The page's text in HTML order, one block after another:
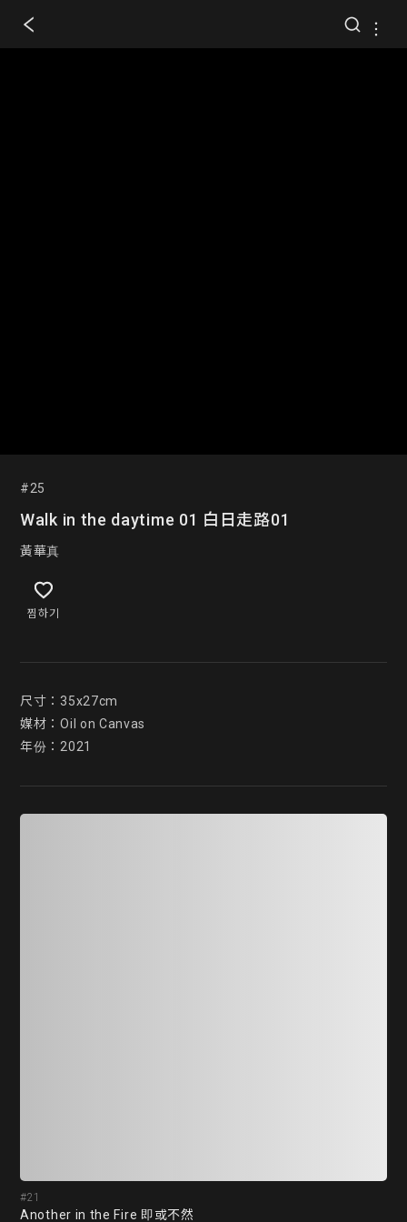
#25
Walk in the daytime 01 白日走路01
黃華真
찜하기
尺寸：35x27cm
媒材：Oil on Canvas
年份：2021
#21
Another in the Fire 即或不然